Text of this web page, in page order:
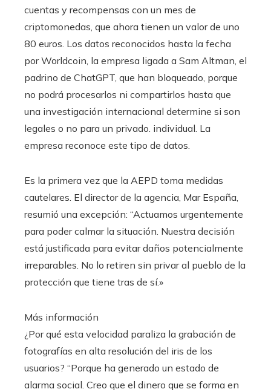
cuentas y recompensas con un mes de
criptomonedas, que ahora tienen un valor de uno
80 euros. Los datos reconocidos hasta la fecha
por Worldcoin, la empresa ligada a Sam Altman, el
padrino de ChatGPT, que han bloqueado, porque
no podrá procesarlos ni compartirlos hasta que
una investigación internacional determine si son
legales o no para un privado. individual. La
empresa reconoce este tipo de datos.
Es la primera vez que la AEPD toma medidas
cautelares. El director de la agencia, Mar España,
resumió una excepción: “Actuamos urgentemente
para poder calmar la situación. Nuestra decisión
está justificada para evitar daños potencialmente
irreparables. No lo retiren sin privar al pueblo de la
protección que tiene tras de sí.»
Más información
¿Por qué esta velocidad paraliza la grabación de
fotografías en alta resolución del iris de los
usuarios? “Porque ha generado un estado de
alarma social. Creo que el dinero que se forma en